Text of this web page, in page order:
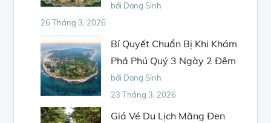
bởi Dong Sinh
26 Tháng 3, 2026
Bí Quyết Chuẩn Bị Khi Khám
Phá Phú Quý 3 Ngày 2 Đêm
bởi Dong Sinh
23 Tháng 3, 2026
Giá Vé Du Lịch Măng Đen